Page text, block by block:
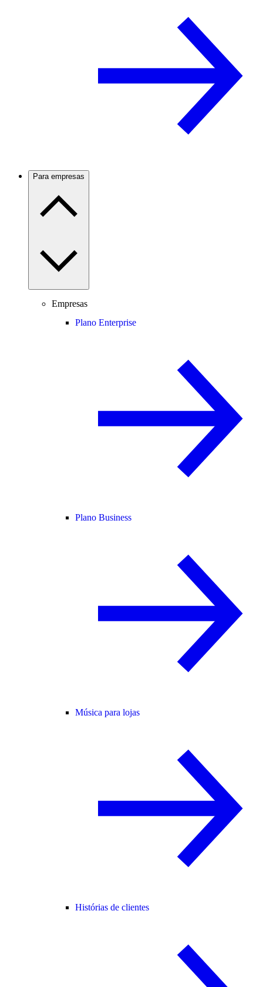
Para empresas
Empresas
Plano Enterprise
Plano Business
Música para lojas
Histórias de clientes